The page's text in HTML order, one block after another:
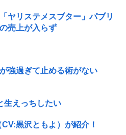
ヤリステメスブター」パブリ
売上が入らず
強過ぎて止める術がない
生えっちしたい
黒沢ともよ）が紹介！